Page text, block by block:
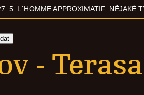
5. L´HOMME APPROXIMATIF: NĚJAKÉ
- Terasa